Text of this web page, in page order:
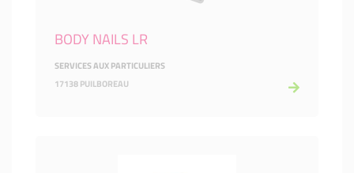
BODY NAILS LR
SERVICES AUX PARTICULIERS
17138 PUILBOREAU